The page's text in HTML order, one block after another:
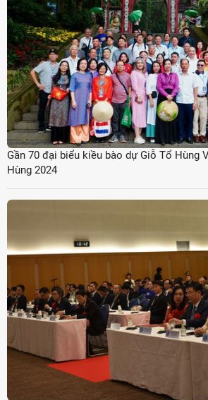
Gần 70 đại biểu kiều bào dự Giỗ Tổ Hùng
Hùng 2024